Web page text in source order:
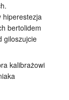
hiperestezja
bertolidem
giloszujcie
kalibrażowi